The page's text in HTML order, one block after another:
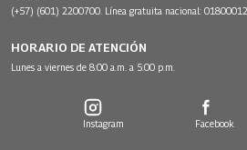
(+57) (601) 2200700. Línea gratuita nacional:
HORARIO DE ATENCIÓN
Lunes a viernes de 8:00 a.m. a 5:00 p.m.
Instagram Facebook